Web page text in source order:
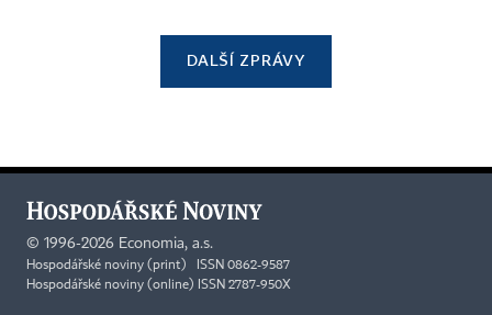
DALŠÍ ZPRÁVY
© 1996-2026 Economia, a.s.
Hospodářské noviny (print) ISSN 0862-9587
Hospodářské noviny (online) ISSN 2787-950X